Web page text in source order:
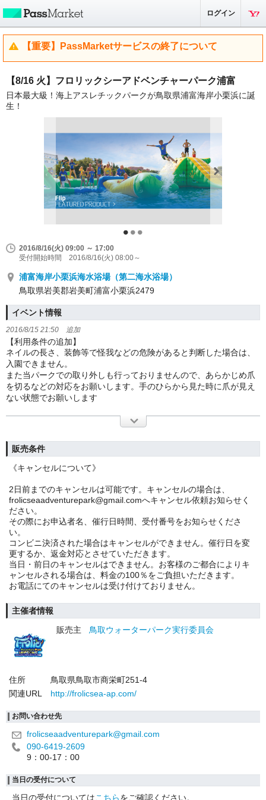
ログイン
【重要】PassMarketサービスの終了について
【8/16 火】フロリックシーアドベンチャーパーク浦富
日本最大級！海上アスレチックパークが鳥取県浦富海岸小栗浜に誕
生！
2016/8/16(火) 09:00 ～ 17:00
受付開始時間 2016/8/16(火) 08:00～
浦富海岸小栗浜海水浴場（第二海水浴場）
鳥取県岩美郡岩美町浦富小栗浜2479
イベント情報
2016/8/15 21:50 追加
【利用条件の追加】
ネイルの長さ、装飾等で怪我などの危険があると判断した場合は、
入園できません。
また当パークでの取り外しも行っておりませんので、あらかじめ爪
を切るなどの対応をお願いします。手のひらから見た時に爪が見え
ない状態でお願いします
販売条件
《キャンセルについて》
2日前までのキャンセルは可能です。キャンセルの場合は、
frolicseaadventurepark@gmail.comへキャンセル依頼お知らせく
ださい。
その際にお申込者名、催行日時間、受付番号をお知らせくださ
い。
コンビニ決済された場合はキャンセルができません。催行日を変
更するか、返金対応とさせていただきます。
当日・前日のキャンセルはできません。お客様のご都合によりキ
ャンセルされる場合は、料金の100％をご負担いただきます。
お電話にてのキャンセルは受け付けておりません。
主催者情報
販売主
鳥取ウォーターパーク実行委員会
住所
鳥取県鳥取市商栄町251-4
関連URL
http://frolicsea-ap.com/
お問い合わせ先
frolicseaadventurepark@gmail.com
090-6419-2609
9：00-17：00
当日の受付について
当日の受付についてはこちらをご確認ください。